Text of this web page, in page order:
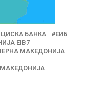
БАНКА
ЕИБ
EIB7
МАКЕДОНИЈА